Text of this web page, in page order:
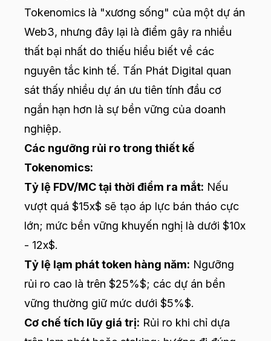
Tokenomics là "xương sống" của một dự án
Web3, nhưng đây lại là điểm gây ra nhiều
thất bại nhất do thiếu hiểu biết về các
nguyên tắc kinh tế. Tấn Phát Digital quan
sát thấy nhiều dự án ưu tiên tính đầu cơ
ngắn hạn hơn là sự bền vững của doanh
nghiệp.
Các ngưỡng rủi ro trong thiết kế
Tokenomics:
Tỷ lệ FDV/MC tại thời điểm ra mắt: Nếu
vượt quá $15x$ sẽ tạo áp lực bán tháo cực
lớn; mức bền vững khuyến nghị là dưới $10x
- 12x$.
Tỷ lệ lạm phát token hàng năm: Ngưỡng
rủi ro cao là trên $25%$; các dự án bền
vững thường giữ mức dưới $5%$.
Cơ chế tích lũy giá trị: Rủi ro khi chỉ dựa